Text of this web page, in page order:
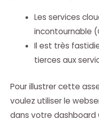
Les services
incontournable
Il est très
tierces aux
Pour illustrer cette
voulez utiliser le
dans votre dashboard